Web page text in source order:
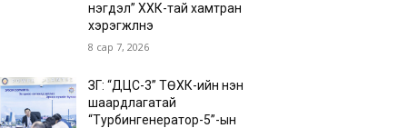
нэгдэл” ХХК-тай хамтран
хэрэгжүүлнэ
8 сар 7, 2026
ЗГ: “ДЦС-3” ТӨХК-ийн нэн
шаардлагатай
“Турбингенератор-5”-ын